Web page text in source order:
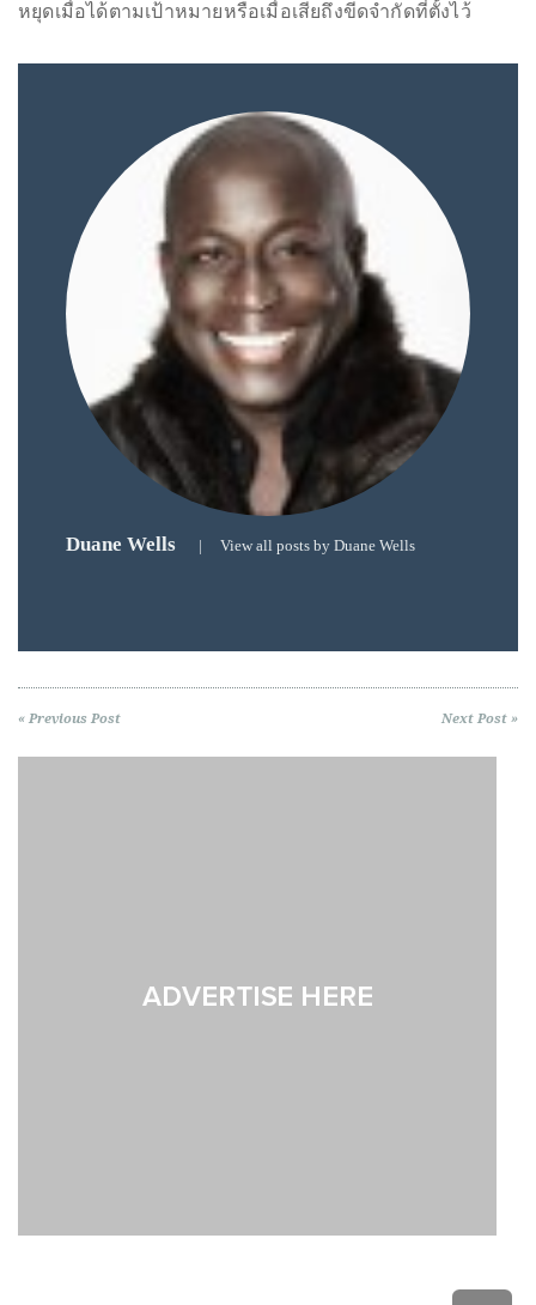
หยุดเมื่อได้ตามเป้าหมายหรือเมื่อเสียถึงขีดจำกัดที่ตั้งไว้
Duane Wells View all posts by Duane Wells
« Previous Post Next Post »